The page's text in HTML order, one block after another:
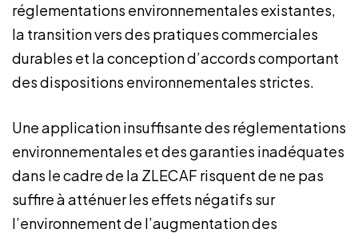
réglementations environnementales existantes,
la transition vers des pratiques commerciales
durables et la conception d’accords comportant
des dispositions environnementales strictes.
Une application insuffisante des réglementations
environnementales et des garanties inadéquates
dans le cadre de la ZLECAF risquent de ne pas
suffire à atténuer les effets négatifs sur
l’environnement de l’augmentation des